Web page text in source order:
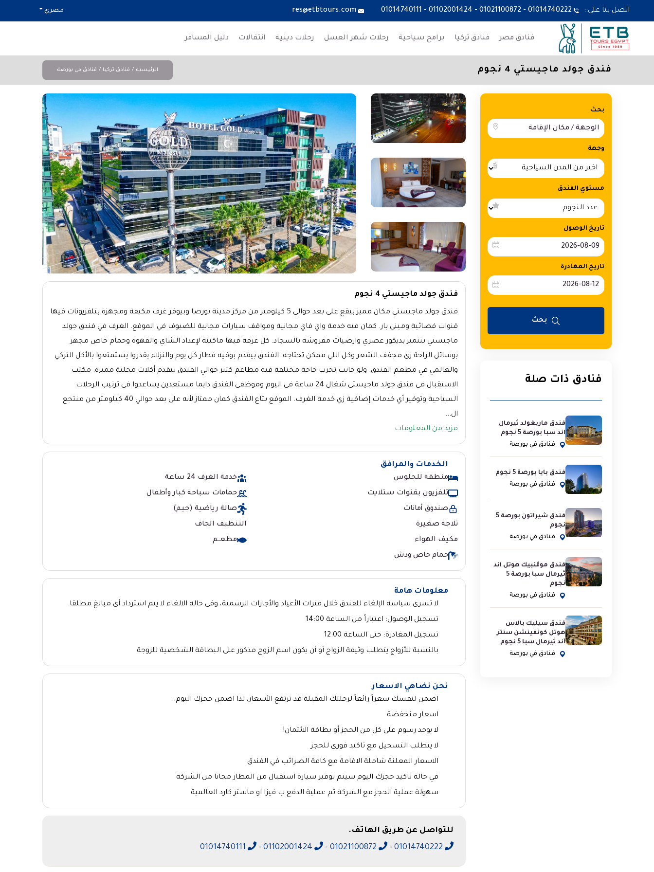
اتصل بنا على:: 01014740222
-
01021100872
-
01102001424
-
01014740111
res@etbtours.com مصري
فنادق مصر فنادق تركيا برامج سياحية رحلات شهر العسل رحلات دينية انتقالات دليل المسافر
فندق جولد ماجيستي 4 نجوم الرئيسية فنادق تركيا فنادق في بورصة
بحث
وجهة
مستوي الفندق
تاريخ الوصول
تاريخ المغادرة
بحث
فنادق ذات صلة
فندق ماريغولد ثيرمال
اند سبا بورصة 5 نجوم
فنادق في بورصة
فندق بايا بورصة 5 نجوم
فنادق في بورصة
فندق شيراتون بورصة 5
نجوم
فنادق في بورصة
فندق موڤنبيك هوتل اند
ثيرمال سبا بورصة 5
نجوم
فنادق في بورصة
فندق سيليك بالاس
هوتل كونفينشن سنتر
آند ثيرمال سبا 5 نجوم
فنادق في بورصة
فندق جولد ماجيستي 4 نجوم
فندق جولد ماجيستي مكان مميز بيقع على بعد حوالي 5 كيلومتر من مركز مدينة بورصا وبيوفر غرف مكيفة ومجهزة بتلفزيونات فيها
قنوات فضائية وميني بار. كمان فيه خدمة واي فاي مجانية ومواقف سيارات مجانية للضيوف في الموقع. الغرف في فندق جولد
ماجيستي بتتميز بديكور عصري وارضيات مفروشة بالسجاد. كل غرفة فيها ماكينة لإعداد الشاي والقهوة وحمام خاص مجهز
بوسائل الراحة زي مجفف الشعر وكل اللي ممكن تحتاجه. الفندق بيقدم بوفيه فطار كل يوم والنزلاء يقدروا يستمتعوا بالأكل التركي
والعالمي في مطعم الفندق. ولو حابب تجرب حاجة مختلفة فيه مطاعم كتير حوالي الفندق بتقدم أكلات محلية مميزة. مكتب
الاستقبال في فندق جولد ماجيستي شغال 24 ساعة في اليوم وموظفي الفندق دايما مستعدين يساعدوا في ترتيب الرحلات
السياحية وتوفير أي خدمات إضافية زي خدمة الغرف. الموقع بتاع الفندق كمان ممتاز لأنه على بعد حوالي 40 كيلومتر من منتجع
ال...
مزيد من المعلومات
الخدمات والمرافق
منطقة للجلوس
تلفزيون بقنوات ستلايت
صندوق أمانات
ثلاجة صغيرة
مكيف الهواء
حمام خاص ودش
خدمة الغرف 24 ساعة
حمامات سباحة كبار وأطفال
صالة رياضية (جيم)
التنظيف الجاف
مطعــم
معلومات هامة
لا تسرى سياسة الإلغاء للفندق خلال فترات الأعياد والأجازات الرسمية، وفى حالة الالغاء لا يتم استرداد أي مبالغ مطلقا.
تسجيل الوصول: اعتباراً من الساعة 14:00
تسجيل المغادرة: حتى الساعة 12:00
بالنسبة للأزواج يتطلب وثيقة الزواج أو أن يكون اسم الزوج مذكور على البطاقة الشخصية للزوجة
نحن نضاهي الاسعار
اضمن لنفسك سعراً رائعاً لرحلتك المقبلة قد ترتفع الأسعار، لذا اضمن حجزك اليوم.
اسعار منخفضة
لا يوجد رسوم على كل من الحجز أو بطاقة الائتمان!
لا يتطلب التسجيل مع تاكيد فوري للحجز
الاسعار المعلنة شاملة الاقامة مع كافة الضرائب في الفندق
في حالة تاكيد حجزك اليوم سيتم توفير سيارة استقبال من المطار مجانا من الشركة
سهولة عملية الحجز مع الشركة ثم عملية الدفع ب فيزا او ماستر كارد العالمية
للتواصل عن طريق الهاتف.
-
-
-